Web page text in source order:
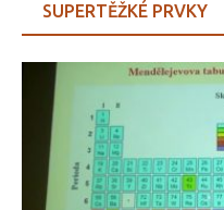
SUPERTĚŽKÉ PRVKY